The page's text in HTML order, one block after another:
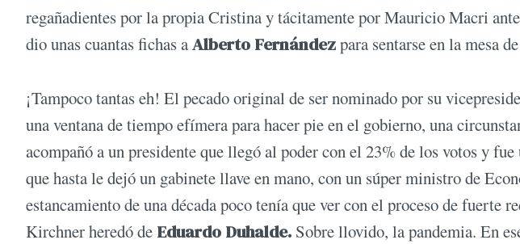
regañadientes por la propia Cristina y tácitamente por Mauricio Macri
dio unas cuantas fichas aAlberto Fernándezpara sentarse en la mesa
¡Tampoco tantas eh! El pecado original de ser nominado por su
una ventana de tiempo efímera para hacer pie en el gobierno, una
acompañó a un presidente que llegó al poder con el 23% de los votos y
que hasta le dejó un gabinete llave en mano, con un súper ministro de
estancamiento de una década poco tenía que ver con el proceso de fuerte
Kirchner heredó de Eduardo Duhalde. Sobre llovido, la pandemia. En